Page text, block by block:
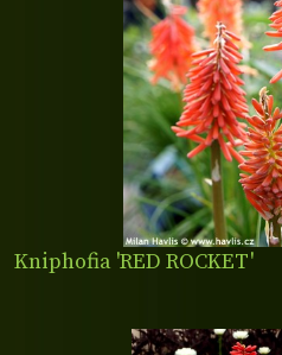
Kniphofia 'RED ROCKET'